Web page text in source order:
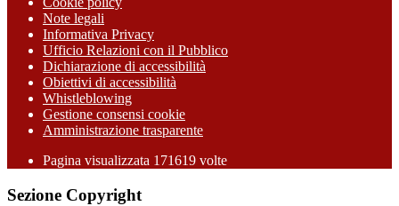
Note legali
Informativa Privacy
Ufficio Relazioni con il Pubblico
Dichiarazione di accessibilità
Obiettivi di accessibilità
Whistleblowing
Gestione consensi cookie
Amministrazione trasparente
Pagina visualizzata 171619 volte
Sezione Copyright